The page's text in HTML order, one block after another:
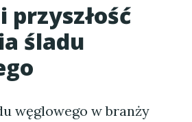
przyszłość
śladu
węglowego w branży